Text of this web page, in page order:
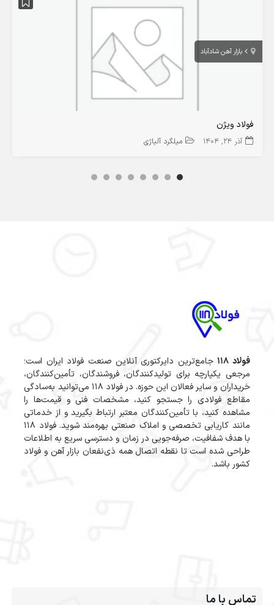
بازار آهن شادآباد
فولاد ویژن
آذر 24, 1404 میلگرد آلیاژی
فولاد 118
جامع‌ترین دایرکتوری آنلاین صنعت فولاد ایران است؛
مرجعی یکپارچه برای تولیدکنندگان، فروشندگان، تأمین‌کنندگان،
خریداران و سایر فعالان این حوزه. در فولاد 118 می‌توانید به‌سادگی
مقاطع فولادی را جستجو کنید، مشخصات فنی و قیمت‌ها را
مشاهده کنید، با تأمین‌کنندگان معتبر ارتباط بگیرید و از خدماتی
مانند کاریابی تخصصی و املاک صنعتی بهره‌مند شوید. فولاد 118
با هدف شفافیت، صرفه‌جویی در زمان و دسترسی سریع به اطلاعات
طراحی شده است تا نقطه اتصال همه ذی‌نفعان بازار آهن و فولاد
کشور باشد.
تماس با ما